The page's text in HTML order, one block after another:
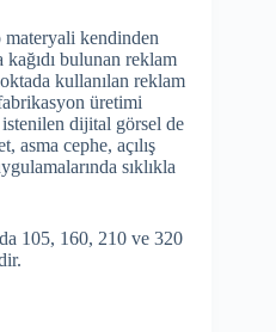
kendinden
kağıdı bulunan reklam
kullanılan reklam
üretimi
dijital görsel de
asma cephe, açılış
sıklıkla
105, 160, 210 ve 320